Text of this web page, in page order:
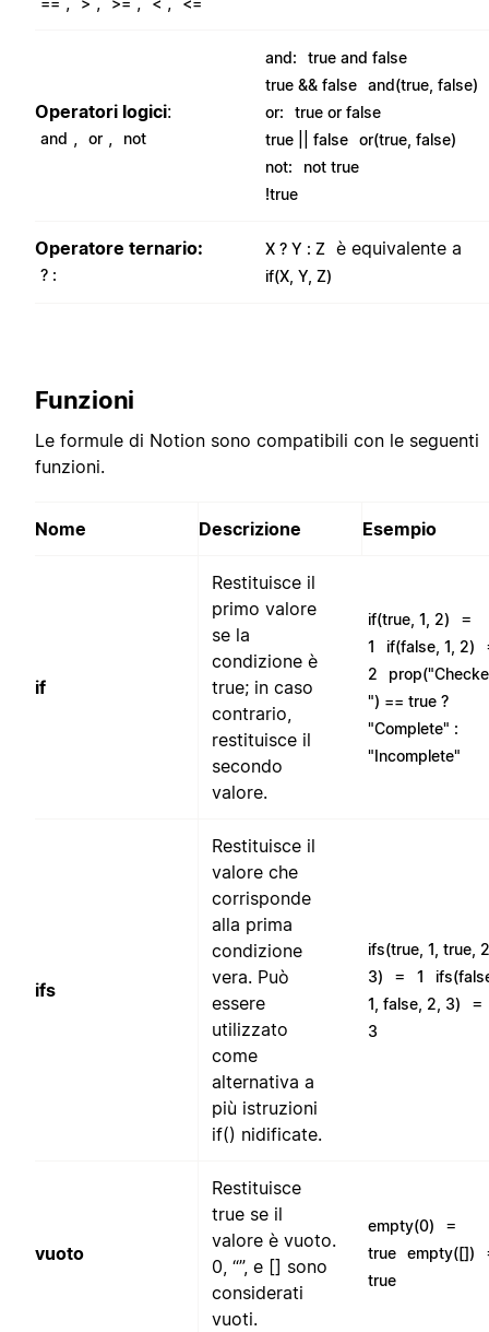
Operatori logici:
and or not
and:
true and false
true && false and(true, false)
or:
true or false
true || false or(true, false)
not:
not true
!true
Operatore ternario:
? :
X ? Y : Z è equivalente a
if(X, Y, Z)
Funzioni
Le formule di Notion sono compatibili con le seguenti
funzioni.
Nome Descrizione Esempio
if
Restituisce il
primo valore
se la
condizione è
true; in caso
contrario,
restituisce il
secondo
valore.
if(true, 1, 2) =
1 if(false, 1, 2)
2
") == true ?
"Complete" :
"Incomplete"
ifs
Restituisce il
valore che
corrisponde
alla prima
condizione
vera. Può
essere
utilizzato
come
alternativa a
più istruzioni
if() nidificate.
ifs(true, 1, true,
3)
= 1
1, false, 2, 3)
=
3
vuoto
Restituisce
true se il
valore è vuoto.
0, “”, e [] sono
considerati
vuoti.
empty(0) =
true empty([])
true